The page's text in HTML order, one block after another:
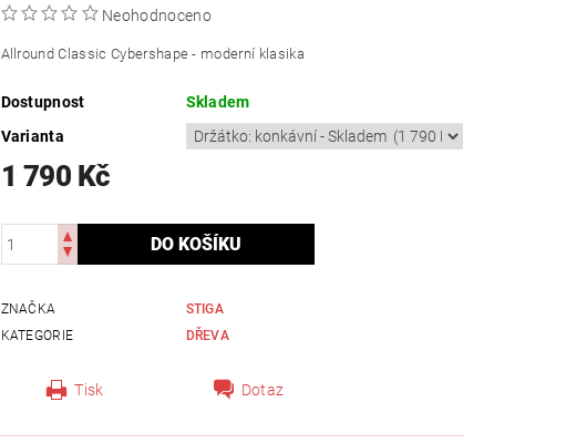
Neohodnoceno
Allround Classic Cybershape - moderní klasika
Dostupnost
Skladem
Varianta
1 790 Kč
ZNAČKA
STIGA
KATEGORIE
DŘEVA
Tisk Dotaz